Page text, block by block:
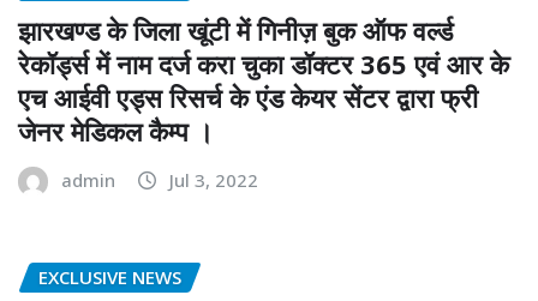
झारखण्ड के जिला खूंटी में गिनीज़ बुक ऑफ वर्ल्ड
रेकॉर्ड्स में नाम दर्ज करा चुका डॉक्टर 365 एवं आर के
एच आईवी एड्स रिसर्च के एंड केयर सेंटर द्वारा फ्री
जेनर मेडिकल कैम्प ।
admin Jul 3, 2022
EXCLUSIVE NEWS